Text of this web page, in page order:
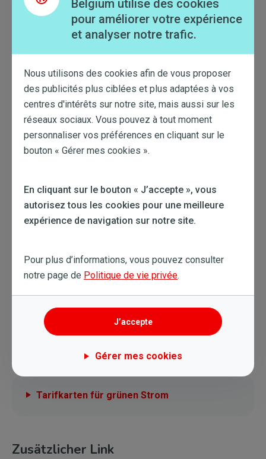
Tarifkarten für grünen Strom
Tarifkarten für Erdgas
*Verfügbarkeit begrenzt auf 24,68 GWh für Strom und
82,52 GWh für Gas bis August 2026 für alle verkauften festen
Produkte.
myDynamic
Dynamischer stündlicher Tarif entsprechend dem
Grüner Strom
Tarifkarten für grünen Strom
Zusätzlicher Link
Belgium utilise des cookies
pour améliorer votre expérience
et analyser notre trafic.
Nous utilisons des cookies afin de vous proposer
des publicités plus ciblées et plus adaptées à vos
centres d'intérêts sur notre site, mais aussi sur les
réseaux sociaux. Vous pouvez à tout moment
personnaliser vos préférences en cliquant sur le
bouton « Gérer mes cookies ».
En cliquant sur le bouton « J’accepte », vous
autorisez tous les cookies pour une meilleure
expérience de navigation sur notre site.
Pour plus d’informations, vous pouvez consulter
notre page de Politique de vie privée.
J’accepte
Gérer mes cookies